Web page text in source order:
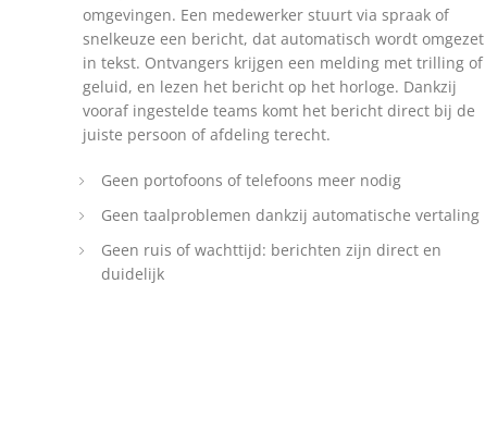
omgevingen. Een medewerker stuurt via spraak of
snelkeuze een bericht, dat automatisch wordt omgezet
in tekst. Ontvangers krijgen een melding met trilling of
geluid, en lezen het bericht op het horloge. Dankzij
vooraf ingestelde teams komt het bericht direct bij de
juiste persoon of afdeling terecht.
Geen portofoons of telefoons meer nodig
Geen taalproblemen dankzij automatische vertaling
Geen ruis of wachttijd: berichten zijn direct en
duidelijk